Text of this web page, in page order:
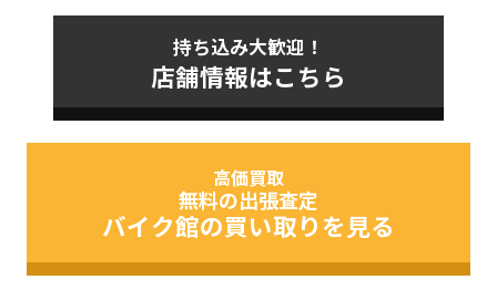
持ち込み大歓迎！
店舗情報はこちら
高価買取
無料の出張査定
バイク館の買い取りを見る